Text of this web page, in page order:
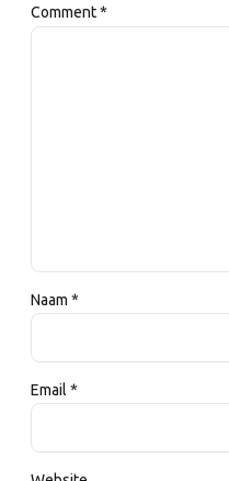
Comment*
Naam *
Email *